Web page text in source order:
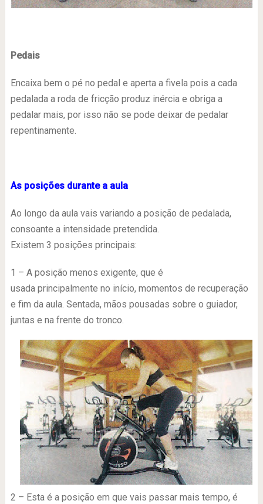
Pedais
Encaixa bem o pé no pedal e aperta a fivela pois a cada
pedalada a roda de fricção produz inércia e obriga a
pedalar mais, por isso não se pode deixar de pedalar
repentinamente.
As posições durante a aula
Ao longo da aula vais variando a posição de pedalada,
consoante a intensidade pretendida.
Existem 3 posições principais:
1 – A posição menos exigente, que é
usada principalmente no início, momentos de recuperação
e fim da aula. Sentada, mãos pousadas sobre o guiador,
juntas e na frente do tronco.
2 – Esta é a posição em que vais passar mais tempo, é